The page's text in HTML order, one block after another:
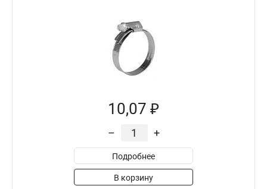
10,07 ₽
– +
Подробнее
В корзину